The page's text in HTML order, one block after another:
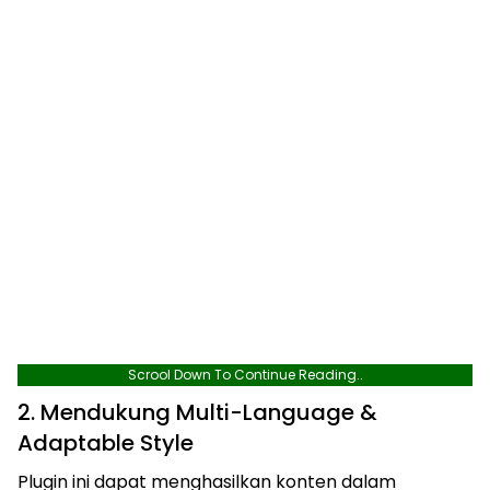
Scrool Down To Continue Reading..
2. Mendukung Multi-Language &
Adaptable Style
Plugin ini dapat menghasilkan konten dalam